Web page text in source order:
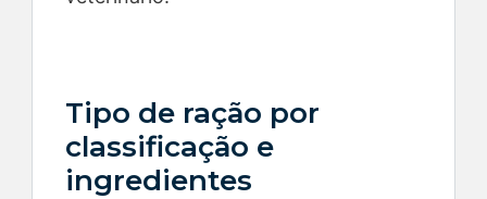
Tipo de ração por
classificação e
ingredientes